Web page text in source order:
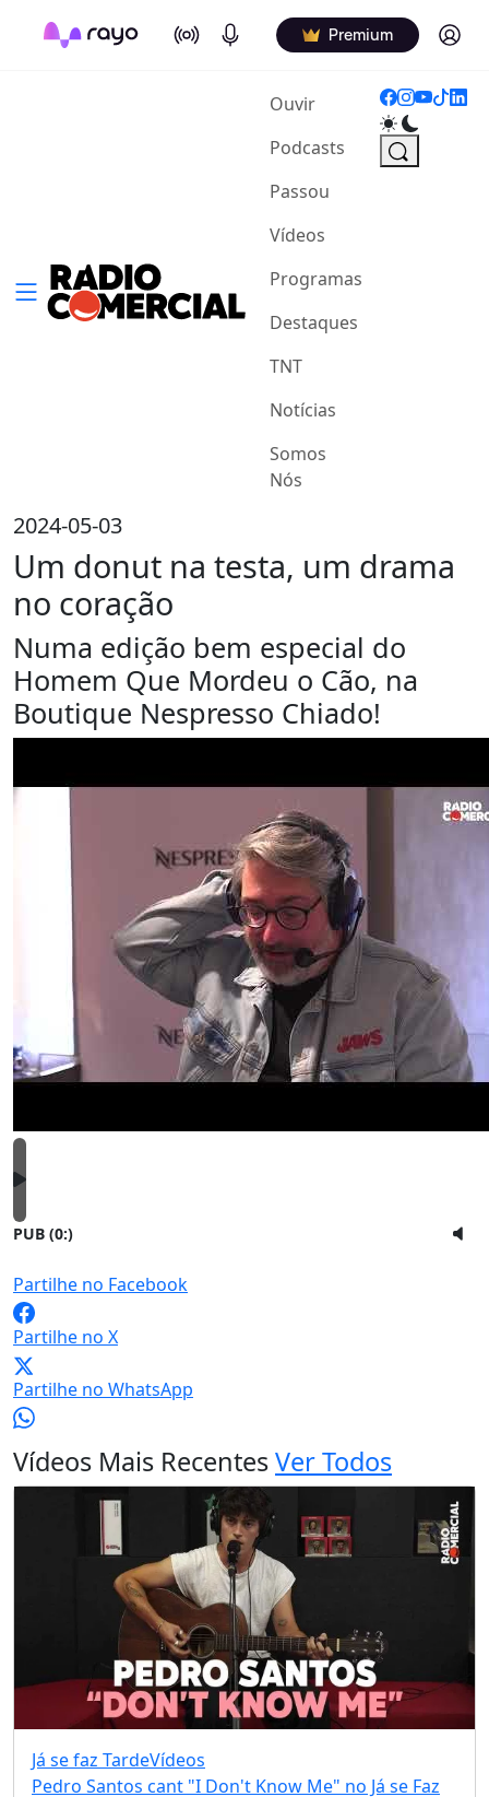
On Air Podcasts Premium Log in
Ouvir(current)
Podcasts
Passou
Vídeos
Programas
Destaques
TNT
Notícias
Somos
Nós
2024-05-03
Um donut na testa, um drama
no coração
Numa edição bem especial do
Homem Que Mordeu o Cão, na
Boutique Nespresso Chiado!
PUB (0:)
Partilhe no Facebook
Partilhe no X
Partilhe no WhatsApp
Vídeos Mais RecentesVer Todos
Já se faz TardeVídeos
Pedro Santos cant "I Don't Know Me" no Já se Faz